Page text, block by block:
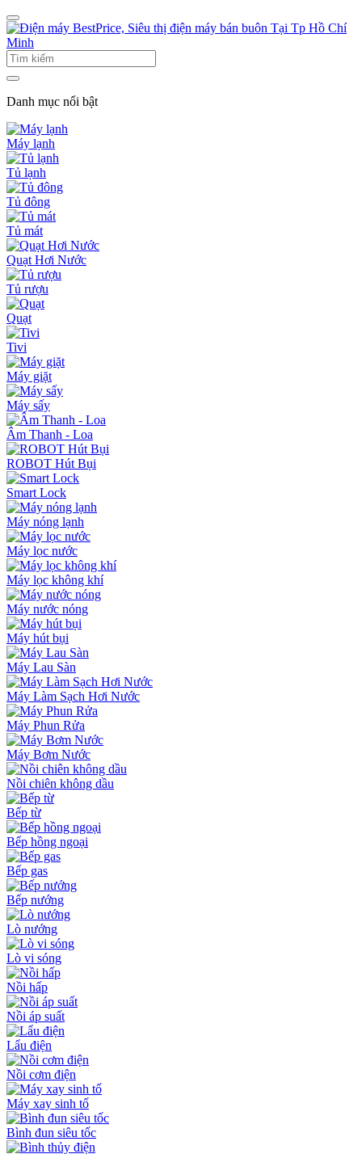
Danh mục nổi bật
Máy lạnh
Tủ lạnh
Tủ đông
Tủ mát
Quạt Hơi Nước
Tủ rượu
Quạt
Tivi
Máy giặt
Máy sấy
Âm Thanh - Loa
ROBOT Hút Bụi
Smart Lock
Máy nóng lạnh
Máy lọc nước
Máy lọc không khí
Máy nước nóng
Máy hút bụi
Máy Lau Sàn
Máy Làm Sạch Hơi Nước
Máy Phun Rửa
Máy Bơm Nước
Nồi chiên không dầu
Bếp từ
Bếp hồng ngoại
Bếp gas
Bếp nướng
Lò nướng
Lò vi sóng
Nồi hấp
Nồi áp suất
Lẩu điện
Nồi cơm điện
Máy xay sinh tố
Bình đun siêu tốc